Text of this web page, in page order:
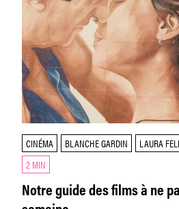
CINÉMA BLANCHE GARDIN LAURA
2 MIN
Notre guide des films à ne